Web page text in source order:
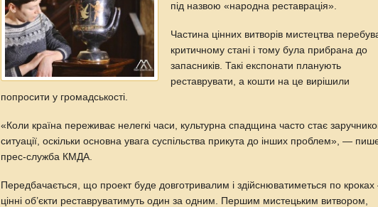
під назвою «народна реставрація».
Частина цінних витворів мистецтва
критичному стані і тому була прибрана до
запасників. Такі експонати планують
реставрувати, а кошти на це вирішили
попросити у громадськості.
«Коли країна переживає нелегкі часи, культурна спадщина часто стає
ситуації, оскільки основна увага суспільства прикута до інших проблем», —
прес-служба КМДА.
Передбачається, що проект буде довготривалим і здійснюватиметься по
цінні об’єкти реставруватимуть один за одним. Першим мистецьким витвором,